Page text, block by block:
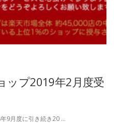
ップ2019年2月度受
9月度に引き続き20 …